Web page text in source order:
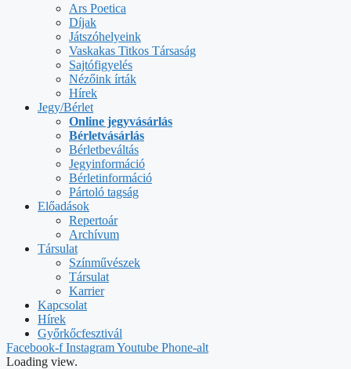
Ars Poetica
Díjak
Játszóhelyeink
Vaskakas Titkos Társaság
Sajtófigyelés
Nézőink írták
Hírek
Jegy/Bérlet
Online jegyvásárlás
Bérletvásárlás
Bérletbeváltás
Jegyinformáció
Bérletinformáció
Pártoló tagság
Előadások
Repertoár
Archívum
Társulat
Színművészek
Társulat
Karrier
Kapcsolat
Hírek
Győrkőcfesztivál
Facebook-f InstagramYoutube Phone-alt
Loading view.